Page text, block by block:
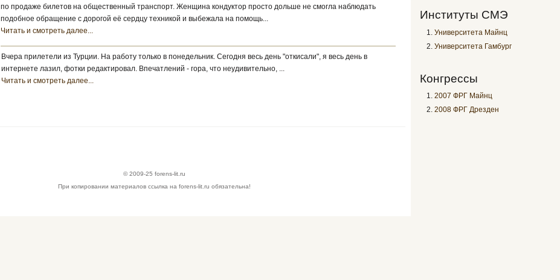
по продаже билетов на общественный транспорт. Женщина кондуктор просто дольше не смогла наблюдать
подобное обращение с дорогой её сердцу техникой и выбежала на помощь...
Читать и смотреть далее...
Вчера прилетели из Турции. На работу только в понедельник. Сегодня весь день "откисали", я весь день в
интернете лазил, фотки редактировал. Впечатлений - гора, что неудивительно, ...
Читать и смотреть далее...
© 2009-25 forens-lit.ru
При копировании материалов ссылка на forens-lit.ru обязательна!
Институты СМЭ
Университета Майнц
Университета Гамбург
Конгрессы
2007 ФРГ Майнц
2008 ФРГ Дрезден